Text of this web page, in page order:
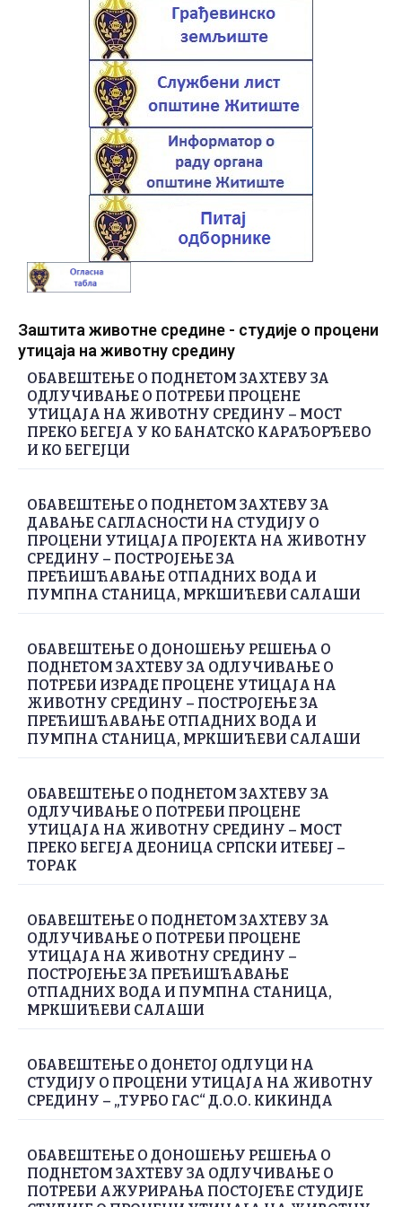
Заштита животне средине - студије о процени
утицаја на животну средину
ОБАВЕШТЕЊЕ О ПОДНЕТОМ ЗАХТЕВУ ЗА
ОДЛУЧИВАЊЕ О ПОТРЕБИ ПРОЦЕНЕ
УТИЦАЈА НА ЖИВОТНУ СРЕДИНУ – МОСТ
ПРЕКО БЕГЕЈА У КО БАНАТСКО КАРАЂОРЂЕВО
И КО БЕГЕЈЦИ
ОБАВЕШТЕЊЕ О ПОДНЕТОМ ЗАХТЕВУ ЗА
ДАВАЊЕ САГЛАСНОСТИ НА СТУДИЈУ О
ПРОЦЕНИ УТИЦАЈА ПРОЈЕКТА НА ЖИВОТНУ
СРЕДИНУ – ПОСТРОЈЕЊЕ ЗА
ПРЕЋИШЋАВАЊЕ ОТПАДНИХ ВОДА И
ПУМПНА СТАНИЦА, МРКШИЋЕВИ САЛАШИ
ОБАВЕШТЕЊЕ О ДОНОШЕЊУ РЕШЕЊА О
ПОДНЕТОМ ЗАХТЕВУ ЗА ОДЛУЧИВАЊЕ О
ПОТРЕБИ ИЗРАДЕ ПРОЦЕНЕ УТИЦАЈА НА
ЖИВОТНУ СРЕДИНУ – ПОСТРОЈЕЊЕ ЗА
ПРЕЋИШЋАВАЊЕ ОТПАДНИХ ВОДА И
ПУМПНА СТАНИЦА, МРКШИЋЕВИ САЛАШИ
ОБАВЕШТЕЊЕ О ПОДНЕТОМ ЗАХТЕВУ ЗА
ОДЛУЧИВАЊЕ О ПОТРЕБИ ПРОЦЕНЕ
УТИЦАЈА НА ЖИВОТНУ СРЕДИНУ – МОСТ
ПРЕКО БЕГЕЈА ДЕОНИЦА СРПСКИ ИТЕБЕЈ –
ТОРАК
ОБАВЕШТЕЊЕ О ПОДНЕТОМ ЗАХТЕВУ ЗА
ОДЛУЧИВАЊЕ О ПОТРЕБИ ПРОЦЕНЕ
УТИЦАЈА НА ЖИВОТНУ СРЕДИНУ –
ПОСТРОЈЕЊЕ ЗА ПРЕЋИШЋАВАЊЕ
ОТПАДНИХ ВОДА И ПУМПНА СТАНИЦА,
МРКШИЋЕВИ САЛАШИ
ОБАВЕШТЕЊЕ О ДОНЕТОЈ ОДЛУЦИ НА
СТУДИЈУ О ПРОЦЕНИ УТИЦАЈА НА ЖИВОТНУ
СРЕДИНУ – „ТУРБО ГАС“ Д.О.О. КИКИНДА
ОБАВЕШТЕЊЕ О ДОНОШЕЊУ РЕШЕЊА О
ПОДНЕТОМ ЗАХТЕВУ ЗА ОДЛУЧИВАЊЕ О
ПОТРЕБИ АЖУРИРАЊА ПОСТОЈЕЋЕ СТУДИЈЕ